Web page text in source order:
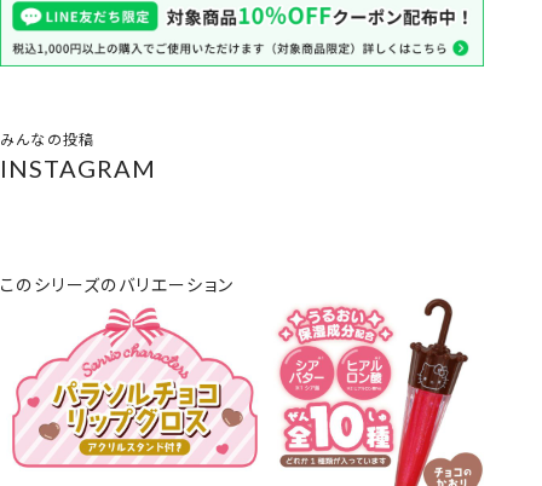
みんなの投稿
INSTAGRAM
このシリーズのバリエーション